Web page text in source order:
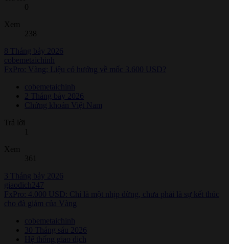
0
Xem
238
8 Tháng bảy 2026
cobemetaichinh
FxPro: Vàng: Liệu có hướng về mốc 3.600 USD?
cobemetaichinh
2 Tháng bảy 2026
Chứng khoán Việt Nam
Trả lời
Xem
361
3 Tháng bảy 2026
giaodich247
FxPro: 4.000 USD: Chỉ là một nhịp dừng, chưa phải là sự kết thúc
cho đà giảm của Vàng
cobemetaichinh
30 Tháng sáu 2026
Hệ thống giao dịch